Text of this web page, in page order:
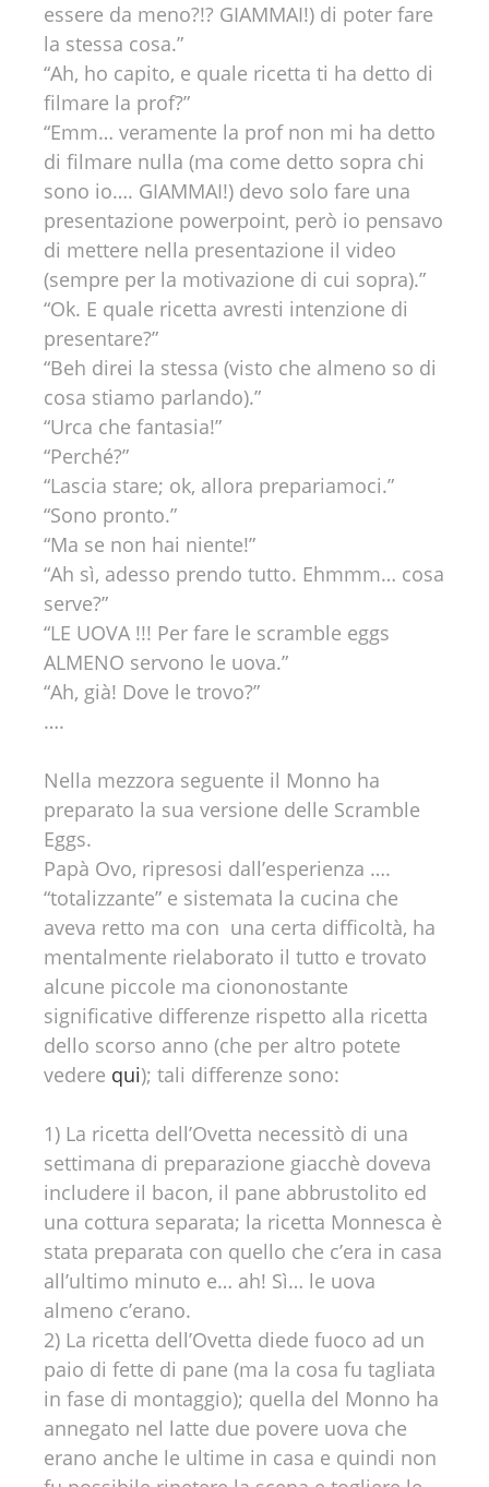
essere da meno?!? GIAMMAI!) di poter fare
la stessa cosa.”
“Ah, ho capito, e quale ricetta ti ha detto di
filmare la prof?”
“Emm… veramente la prof non mi ha detto
di filmare nulla (ma come detto sopra chi
sono io…. GIAMMAI!) devo solo fare una
presentazione powerpoint, però io pensavo
di mettere nella presentazione il video
(sempre per la motivazione di cui sopra).”
“Ok. E quale ricetta avresti intenzione di
presentare?”
“Beh direi la stessa (visto che almeno so di
cosa stiamo parlando).”
“Urca che fantasia!”
“Perché?”
“Lascia stare; ok, allora prepariamoci.”
“Sono pronto.”
“Ma se non hai niente!”
“Ah sì, adesso prendo tutto. Ehmmm… cosa
serve?”
“LE UOVA !!! Per fare le scramble eggs
ALMENO servono le uova.”
“Ah, già! Dove le trovo?”
….
Nella mezzora seguente il Monno ha
preparato la sua versione delle Scramble
Eggs.
Papà Ovo, ripresosi dall’esperienza ….
“totalizzante” e sistemata la cucina che
aveva retto ma con una certa difficoltà, ha
mentalmente rielaborato il tutto e trovato
alcune piccole ma ciononostante
significative differenze rispetto alla ricetta
dello scorso anno (che per altro potete
vedere qui); tali differenze sono:
1) La ricetta dell’Ovetta necessitò di una
settimana di preparazione giacchè doveva
includere il bacon, il pane abbrustolito ed
una cottura separata; la ricetta Monnesca è
stata preparata con quello che c’era in casa
all’ultimo minuto e… ah! Sì… le uova
almeno c’erano.
2) La ricetta dell’Ovetta diede fuoco ad un
paio di fette di pane (ma la cosa fu tagliata
in fase di montaggio); quella del Monno ha
annegato nel latte due povere uova che
erano anche le ultime in casa e quindi non